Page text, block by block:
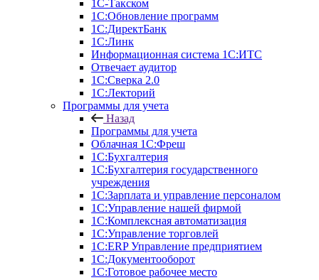
1С-Такском
1С:Обновление программ
1С:ДиректБанк
1С:Линк
Информационная система 1С:ИТС
Отвечает аудитор
1С:Сверка 2.0
1С:Лекторий
Программы для учета
Назад
Программы для учета
Облачная 1С:Фреш
1С:Бухгалтерия
1С:Бухгалтерия государственного
учреждения
1С:Зарплата и управление персоналом
1С:Управление нашей фирмой
1С:Комплексная автоматизация
1С:Управление торговлей
1С:ERP Управление предприятием
1С:Документооборот
1C:Готовое рабочее место